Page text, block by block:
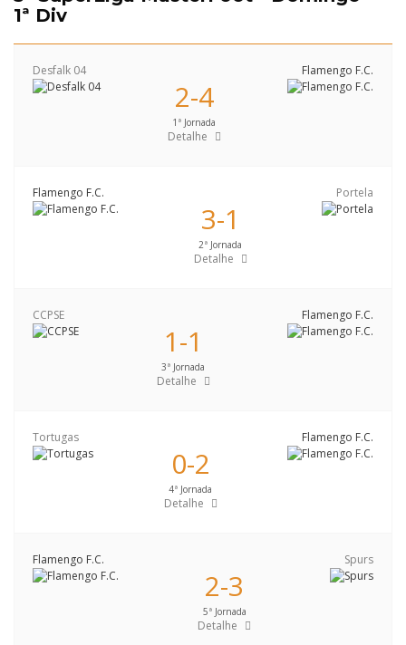
1ª Div
Desfalk 04 Flamengo F.C.
2-4
1ª Jornada
Detalhe
Flamengo F.C. Portela
3-1
2ª Jornada
Detalhe
CCPSE Flamengo F.C.
1-1
3ª Jornada
Detalhe
Tortugas Flamengo F.C.
0-2
4ª Jornada
Detalhe
Flamengo F.C. Spurs
2-3
5ª Jornada
Detalhe